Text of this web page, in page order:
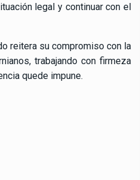
legal y continuar con el
reitera su compromiso con la
trabajando con firmeza
quede impune.